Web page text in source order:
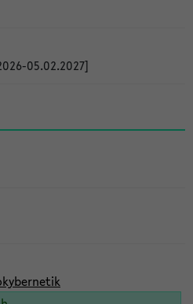
05.02.2027]